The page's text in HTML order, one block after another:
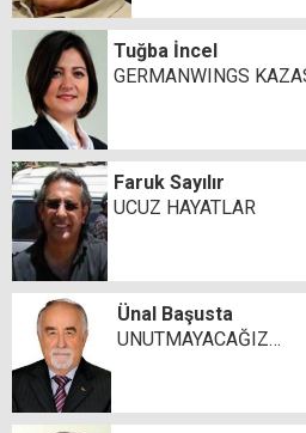
Tuğba İncel
GERMANWINGS
Faruk Sayılır
UCUZ HAYATLAR
Ünal Başusta
UNUTMAYACAĞIZ…